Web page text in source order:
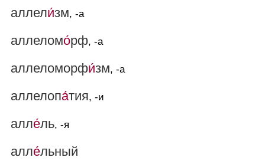
аллели́зм, -а
аллеломо́рф, -а
аллеломорфи́зм, -а
аллелопа́тия, -и
алле́ль, -я
алле́льный